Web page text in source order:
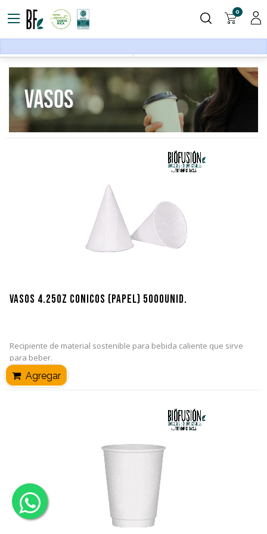
0
Vajilla Cups
Vasos 4.25oz Cónicos (Papel) 5000unid.
Recipiente de material sostenible para bebida caliente que sirve
para beber.
Agregar